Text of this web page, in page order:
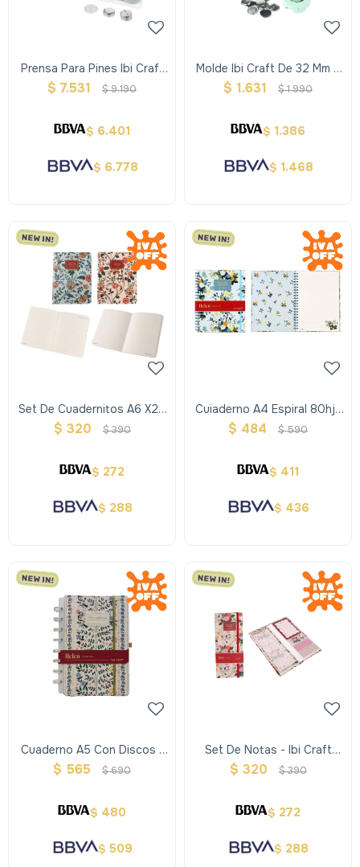
Prensa Para Pines Ibi Craft
Kit Con Molde Y 10 Sets De
$ 7.531 $9.190
$ 6.401
$ 6.778
Molde Ibi Craft De 32 Mm Y
5 Sets De Pines Para
$ 1.631 $1.990
$ 1.386
$ 1.468
Set De Cuadernitos A6 X2 -
Ibi Craft
$ 320 $390
$ 272
$ 288
Cuiaderno A4 Espiral 80hjs
- Ibi Craft Helen
$ 484 $ 590
$ 411
$ 436
Cuaderno A5 Con Discos -
Ibi Craft Helen
$ 565 $690
$ 480
$ 509
Set De Notas - Ibi Craft
Helen
$ 320 $390
$ 272
$ 288